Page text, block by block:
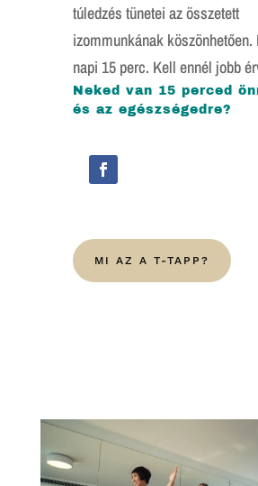
túledzés tünetei az összetett
izommunkának köszönhetően.
napi 15 perc. Kell ennél jobb
Neked van 15 perced
és az egészségedre?
MI AZ A T-TAPP?